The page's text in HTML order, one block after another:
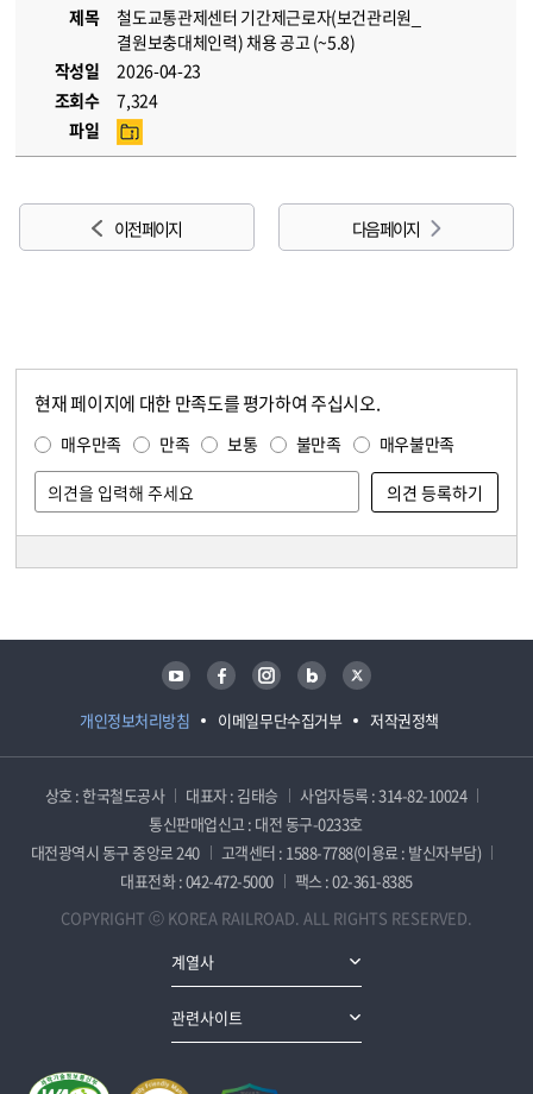
제목
철도교통관제센터 기간제근로자(보건관리원_
결원보충대체인력) 채용 공고 (~5.8)
작성일
2026-04-23
조회수
7,324
파일
이전 페이지 다음 페이지
현재 페이지에 대한 만족도를 평가하여 주십시오.
매우만족 만족 보통 불만족 매우불만족
개인정보처리방침 이메일무단수집거부 저작권정책
유튜브 페이스북 인스타그램 블로그 트위터
상호 : 한국철도공사 대표자 : 김태승
사업자등록 : 314-82-10024
통신판매업신고 : 대전 동구-0233호
대전광역시 동구 중앙로 240
고객센터 : 1588-7788(이용료 : 발신자부담)
대표전화 : 042-472-5000
팩스 : 02-361-8385
COPYRIGHT ⓒ KOREA RAILROAD. ALL RIGHTS RESERVED.
계열사
관련사이트